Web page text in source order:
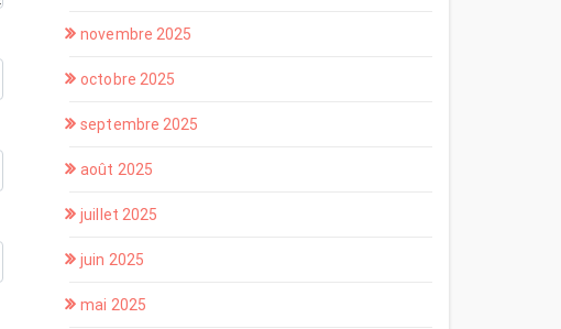
novembre 2025
octobre 2025
septembre 2025
août 2025
juillet 2025
juin 2025
mai 2025